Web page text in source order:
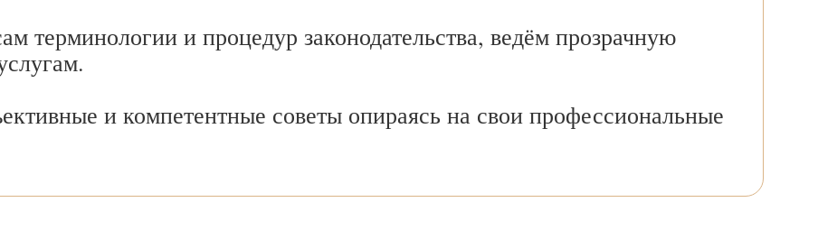
терминологии и процедур законодательства, ведём прозрачную
и компетентные советы опираясь на свои профессиональные